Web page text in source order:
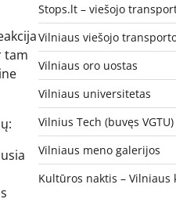
tam
Stops.lt – viešojo
Vilniaus viešojo
Vilniaus oro uostas
Vilniaus universitetas
Vilnius Tech (buvęs VGTU)
Vilniaus meno galerijos
Kultūros naktis –